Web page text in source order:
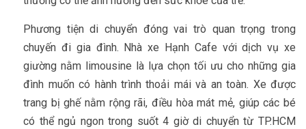
Phương tiện di chuyển đóng vai trò quan trọng trong
chuyến đi gia đình. Nhà xe Hạnh Cafe với dịch vụ xe
giường nằm limousine là lựa chọn tối ưu cho những gia
đình muốn có hành trình thoải mái và an toàn. Xe được
trang bị ghế nằm rộng rãi, điều hòa mát mẻ, giúp các bé
có thể ngủ ngon trong suốt 4 giờ di chuyển từ TP.HCM